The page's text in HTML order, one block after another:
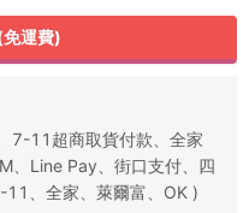
運費)
7-11超商取貨付款、全家
、Line Pay、街口支付、四
11、全家、萊爾富、OK )